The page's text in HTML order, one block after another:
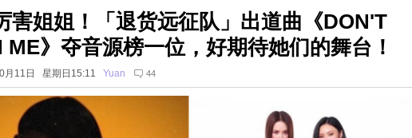
害姐姐！「退货远征队」出道曲《DON'T
ME》夺音源榜一位，好期待她们的舞台！
月11日 星期日15:11 Yuan 44